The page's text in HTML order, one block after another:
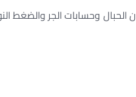
الحبال وحسابات الجر والضغط